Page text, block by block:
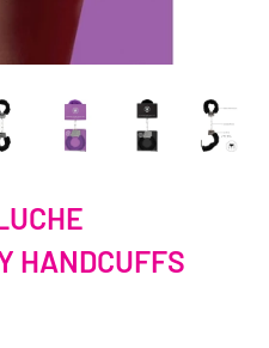
HANDCUFFS